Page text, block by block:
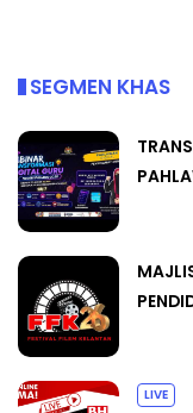
SEGMEN KHAS
LIVE